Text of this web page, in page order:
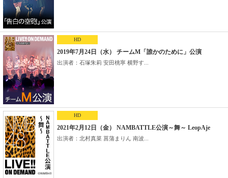
HD
2019年7月24日（水） チームM「誰かのために」公演
出演者：石塚朱莉 安田桃寧 横野す...
HD
2021年2月12日（金） NAMBATTLE公演～舞～ LeopAje
出演者：北村真菜 菖蒲まりん 南波...